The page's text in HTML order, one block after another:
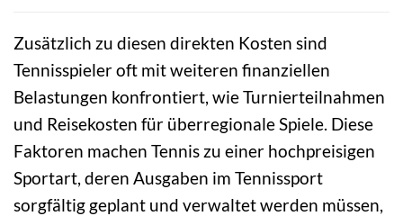
Zusätzlich zu diesen direkten Kosten sind
Tennisspieler oft mit weiteren finanziellen
Belastungen konfrontiert, wie Turnierteilnahmen
und Reisekosten für überregionale Spiele. Diese
Faktoren machen Tennis zu einer hochpreisigen
Sportart, deren Ausgaben im Tennissport
sorgfältig geplant und verwaltet werden müssen,